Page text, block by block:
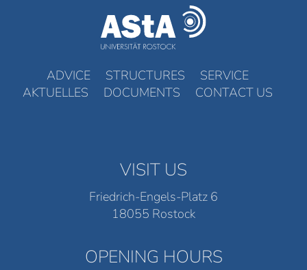
ADVICE STRUCTURES
SERVICE
AKTUELLES
DOCUMENTS CONTACT US
VISIT US
Friedrich-Engels-Platz 6
18055 Rostock
OPENING HOURS